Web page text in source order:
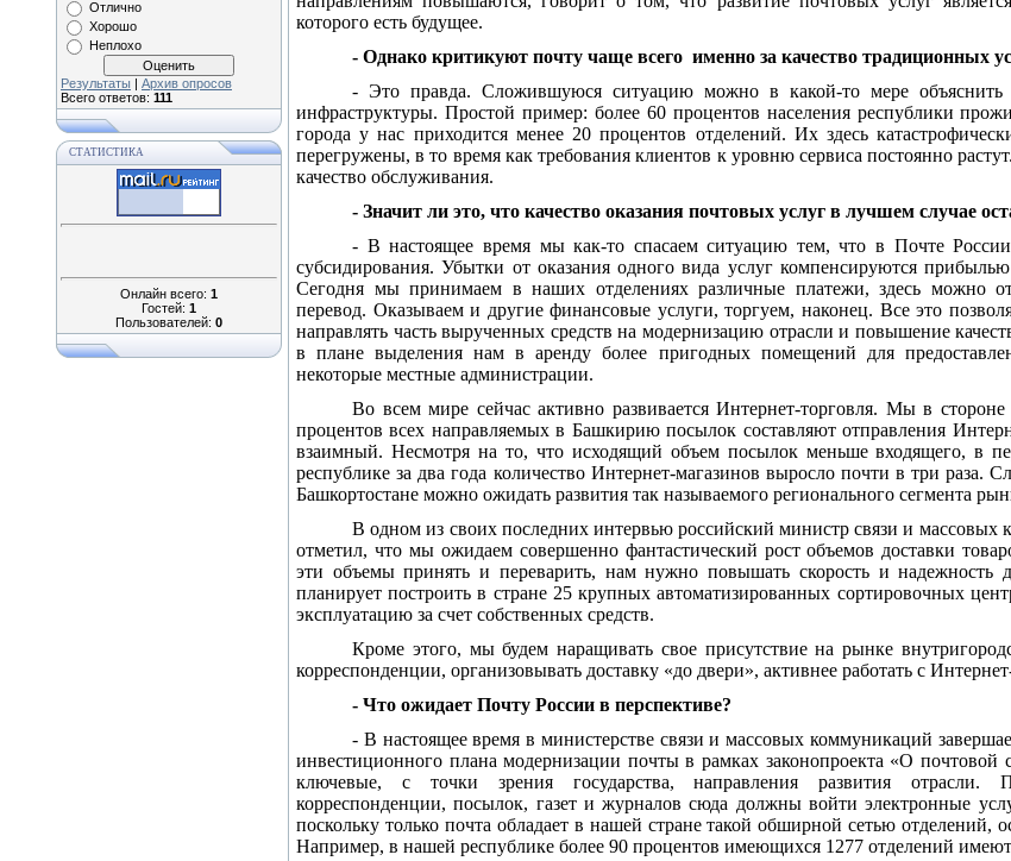
Отлично
Хорошо
Неплохо
Результаты | Архив опросов
Всего ответов: 111
СТАТИСТИКА
Онлайн всего: 1
Гостей: 1
Пользователей: 0
которого есть будущее.
- Однако критикуют почту чаще всего именно за качество традиционных
- Это правда. Сложившуюся ситуацию можно в какой-то мере объяснить
инфраструктуры. Простой пример: более 60 процентов населения республики
города у нас приходится менее 20 процентов отделений. Их здесь
перегружены, в то время как требования клиентов к уровню сервиса постоянно
качество обслуживания.
- Значит ли это, что качество оказания почтовых услуг в лучшем случае
- В настоящее время мы как-то спасаем ситуацию тем, что в Почте России
субсидирования. Убытки от оказания одного вида услуг компенсируются
Сегодня мы принимаем в наших отделениях различные платежи, здесь можно
перевод. Оказываем и другие финансовые услуги, торгуем, наконец. Все это
направлять часть вырученных средств на модернизацию отрасли и повышение
в плане выделения нам в аренду более пригодных помещений для
некоторые местные администрации.
Во всем мире сейчас активно развивается Интернет-торговля. Мы в
процентов всех направляемых в Башкирию посылок составляют отправления
взаимный. Несмотря на то, что исходящий объем посылок меньше входящего, в
республике за два года количество Интернет-магазинов выросло почти в три раза.
Башкортостане можно ожидать развития так называемого регионального сегмента
В одном из своих последних интервью российский министр связи и
отметил, что мы ожидаем совершенно фантастический рост объемов доставки
эти объемы принять и переварить, нам нужно повышать скорость и надежность
планирует построить в стране 25 крупных автоматизированных сортировочных
эксплуатацию за счет собственных средств.
Кроме этого, мы будем наращивать свое присутствие на рынке
корреспонденции, организовывать доставку «до двери», активнее работать с
- Что ожидает Почту России в перспективе?
- В настоящее время в министерстве связи и массовых коммуникаций
инвестиционного плана модернизации почты в рамках законопроекта «О почтовой
ключевые, с точки зрения государства, направления развития отрасли.
корреспонденции, посылок, газет и журналов сюда должны войти электронные
поскольку только почта обладает в нашей стране такой обширной сетью отделений,
Например, в нашей республике более 90 процентов имеющихся 1277 отделений